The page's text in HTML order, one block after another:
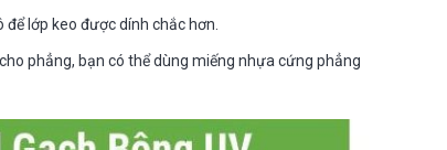
lớp keo được dính chắc hơn.
phẳng, bạn có thể dùng miếng nhựa cứng phẳng